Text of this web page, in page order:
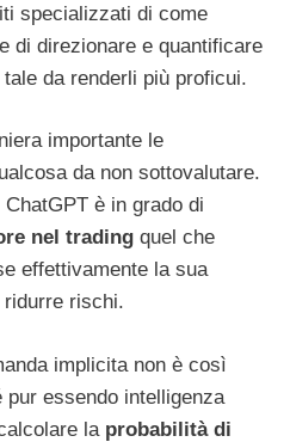
specializzati di come
di direzionare e quantificare
tale da renderli più proficui.
importante le
da non sottovalutare.
è in grado di
nel trading quel che
effettivamente la sua
rischi.
implicita non è così
essendo intelligenza
la probabilità di